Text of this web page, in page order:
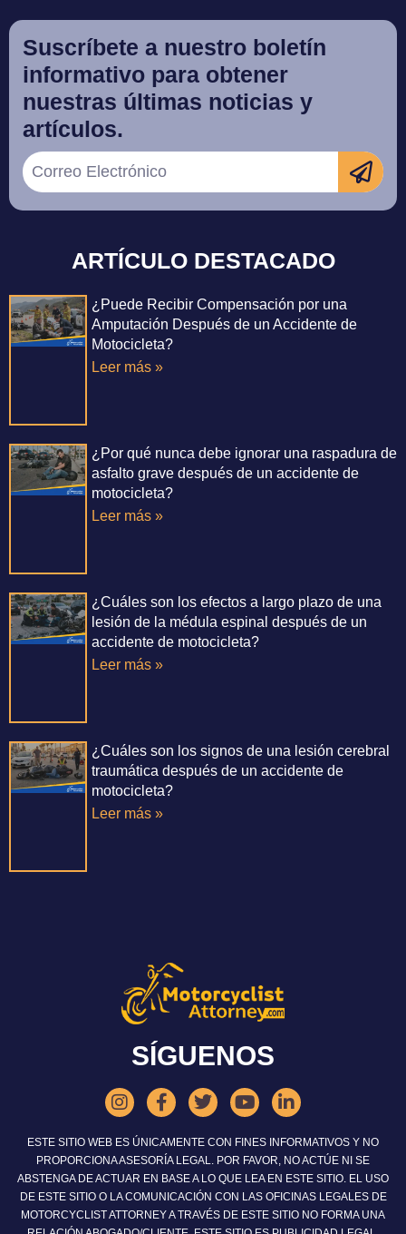
Suscríbete a nuestro boletín
informativo para obtener
nuestras últimas noticias y
artículos.
ARTÍCULO DESTACADO
¿Puede Recibir Compensación por una
Amputación Después de un Accidente de
Motocicleta?
Leer más »
¿Por qué nunca debe ignorar una raspadura de
asfalto grave después de un accidente de
motocicleta?
Leer más »
¿Cuáles son los efectos a largo plazo de una
lesión de la médula espinal después de un
accidente de motocicleta?
Leer más »
¿Cuáles son los signos de una lesión cerebral
traumática después de un accidente de
motocicleta?
Leer más »
SÍGUENOS
ESTE SITIO WEB ES ÚNICAMENTE CON FINES INFORMATIVOS Y NO
PROPORCIONA ASESORÍA LEGAL. POR FAVOR, NO ACTÚE NI SE
ABSTENGA DE ACTUAR EN BASE A LO QUE LEA EN ESTE SITIO. EL USO
DE ESTE SITIO O LA COMUNICACIÓN CON LAS OFICINAS LEGALES DE
MOTORCYCLIST ATTORNEY A TRAVÉS DE ESTE SITIO NO FORMA UNA